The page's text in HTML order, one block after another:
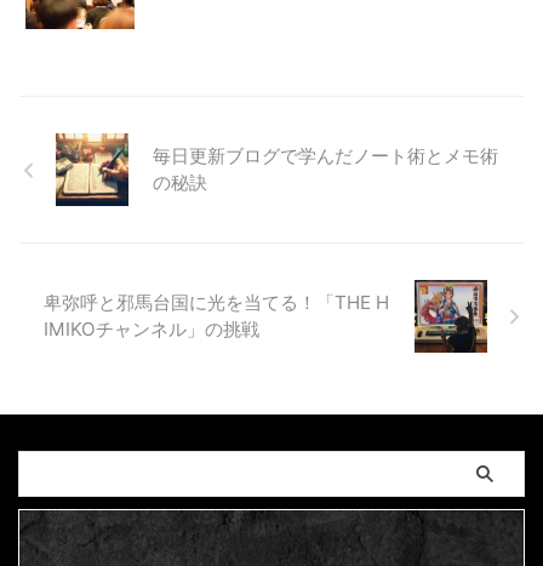
毎日更新ブログで学んだノート術とメモ術
の秘訣
卑弥呼と邪馬台国に光を当てる！「THE H
IMIKOチャンネル」の挑戦